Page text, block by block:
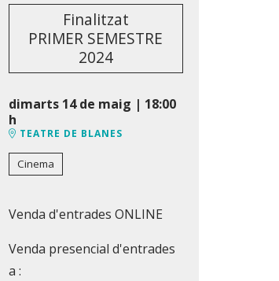
Finalitzat
PRIMER SEMESTRE
2024
dimarts 14 de maig | 18:00
h
TEATRE DE BLANES
Cinema
Venda d'entrades ONLINE
Venda presencial d'entrades
a :